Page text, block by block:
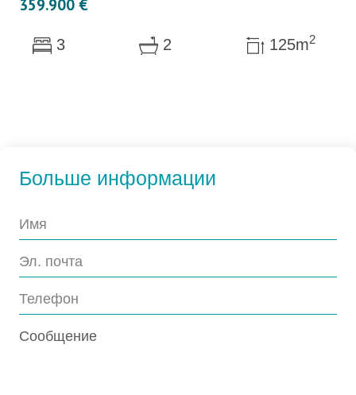
359.900 €
3 2 125m2
Больше информации